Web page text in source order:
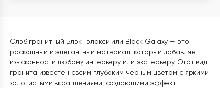
Слэб гранитный Блэк Гэлакси или Black Galaxy — это
роскошный и элегантный материал, который добавляет
изысканности любому интерьеру или экстерьеру. Этот вид
гранита известен своим глубоким черным цветом с яркими
золотистыми вкраплениями, создающими эффект